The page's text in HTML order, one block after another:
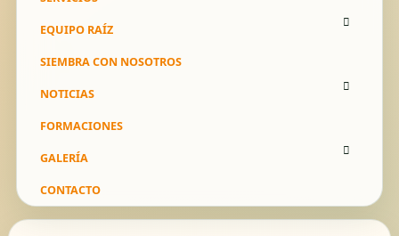
EQUIPO RAÍZ
SIEMBRA CON NOSOTROS
NOTICIAS
FORMACIONES
GALERÍA
CONTACTO